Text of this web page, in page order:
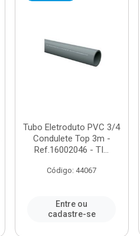
Tubo Eletroduto PVC 3/4
Condulete Top 3m -
Ref.16002046 - TI...
Código: 44067
Entre ou
cadastre-se